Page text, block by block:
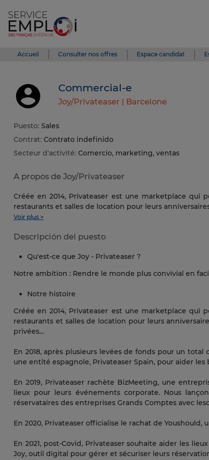
Accueil Consulter nos offres Espace candidat
Commercial-e
Joy/Privateaser | Barcelone
Puesto: Sales
Contrat: Contrato indefinido
Secteur d'activité: Comercio, marketing, ventas
A propos de Joy/Privateaser
Créée en 2014, Privateaser est une marketplace
restaurants et salles de location pour leurs
Voir plus >
Descripción del puesto
Qu'est-ce que Joy - Privateaser ?
Notre ambition : Rendre le monde plus convivial en
Notre histoire
Créée en 2014, Privateaser est une marketplace
restaurants et salles de location pour leurs
privées…
En 2018, après plusieurs levées de fonds pour un
une entité espagnole, Privateaser Spain, pour aider
En 2019, Privateaser rachète BizMeeting, une
lieux pour leurs événements corporate. Nous
réservataires des entreprises Grands Comptes avec
En 2020, Privateaser officialise le rachat de
En 2021, post-Covid, Privateaser souhaite aider les
Joy, outil digital pour gérer et sécuriser leurs